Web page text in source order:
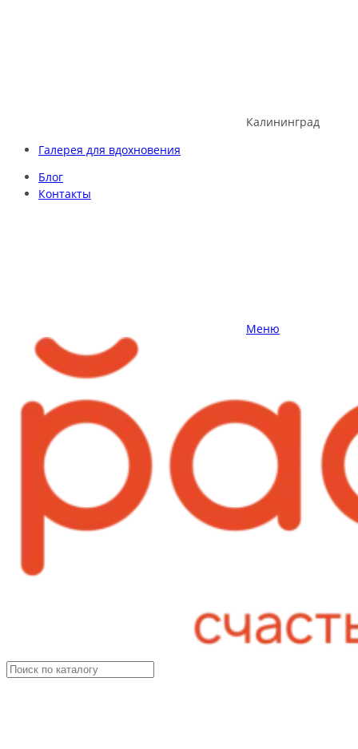
Калининград
Галерея для вдохновения
Блог
Контакты
Меню